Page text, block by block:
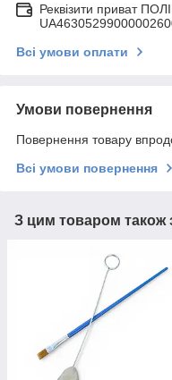
Реквізити приват
Всі умови оплати
Умови повернення
Повернення товару
Всі умови повернення
З цим товаром також